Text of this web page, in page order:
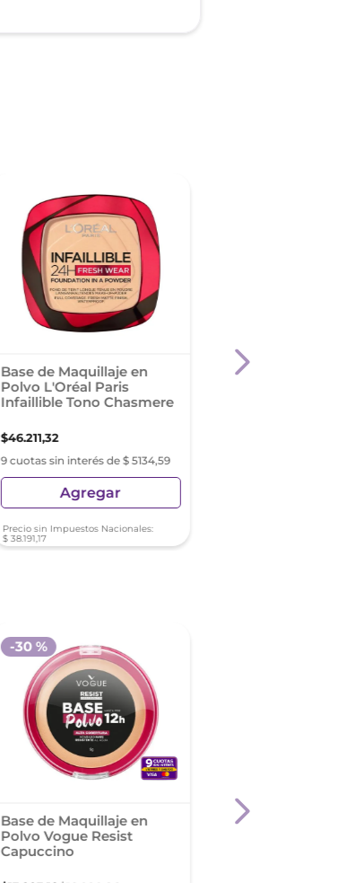
Base de Maquillaje en
Polvo L'Oréal Paris
Infaillible Tono Chasmere
$46.211,32
9 cuotas sin interés de $ 5134,59
Agregar
Precio sin Impuestos Nacionales:
$ 38.191,17
Base de Maquillaje
Base de Maquillaje en
Polvo Vogue Resist
Capuccino
-30 %
Rimmel Polvo